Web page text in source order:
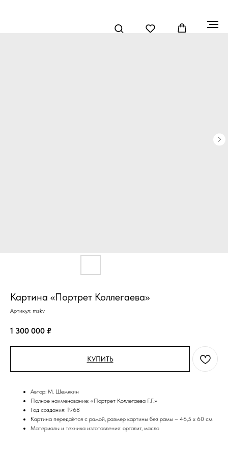
Картина «Портрет Коллегаева»
Артикул: mskv
1 300 000 ₽
КУПИТЬ
Автор: М. Шемякин
Полное наименование: «Портрет Коллегаева Г.Г.»
Год создания: 1968
Картина передаётся с рамой, размер картины без рамы – 46,5 х 60 см.
Материалы и техника изготовления: оргалит, масло